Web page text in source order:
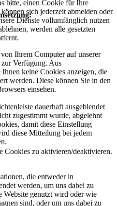
bitte, einen Cookie für Ihre
sich jederzeit abmelden oder
Dienste vollumfänglich nutzen
werden alle gesetzten
Ihrem Computer auf unserer
Verfügung. Aus
keine Cookies anzeigen, die
werden. Diese können Sie in den
einsehen.
dauerhaft ausgeblendet
zugestimmt wurde, abgelehnt
damit diese Einstellung
diese Mitteilung bei jedem
Cookies zu aktivieren/deaktivieren.
die entweder in
werden, um uns dabei zu
Website genutzt wird oder wie
sind, oder um uns dabei zu